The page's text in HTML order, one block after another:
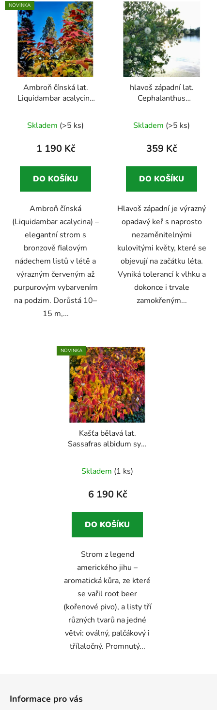
NOVINKA
Ambroň čínská lat.
Liquidambar acalycina
zahrady
Skladem (>5 ks)
1 190 Kč
DO KOŠÍKU
Ambroň čínská
(Liquidambar acalycina) –
elegantní strom s
bronzově fialovým
nádechem listů v létě a
výrazným červeným až
purpurovým vybarvením
na podzim. Dorůstá 10–
15 m,...
hlavoš západní lat.
Cephalanthus
Neobvyklý keř pro vlhčí
stanoviště s
hodnocení
produktu
4,8
z
hvězdiček.
Skladem (>5 ks)
359 Kč
DO KOŠÍKU
Hlavoš západní je výrazný
opadavý keř s naprosto
nezaměnitelnými
kulovitými květy, které se
objevují na začátku léta.
Vyniká tolerancí k vlhku a
dokonce i trvale
zamokřeným...
NOVINKA
Kašťa bělavá lat.
Sassafras albidum syn.
sbírkový
severoamerický strom s
Skladem (1 ks)
6 190 Kč
DO KOŠÍKU
Strom z legend
amerického jihu –
aromatická kůra, ze které
se vařil root beer
(kořenové pivo), a listy tří
různých tvarů na jedné
větvi: oválný, palčákový i
třílaločný. Promnutý...
Informace pro vás
Powered by chaterimo